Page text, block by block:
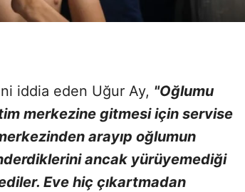
iddia eden Uğur Ay, "Oğlumu
merkezine gitmesi için servise
arayıp oğlumun
ancak yürüyemediği
Eve hiç çıkartmadan